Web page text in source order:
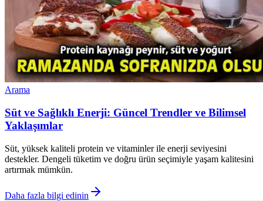
Arama
Süt ve Sağlıklı Enerji: Güncel Trendler ve Bilimsel
Yaklaşımlar
Süt, yüksek kaliteli protein ve vitaminler ile enerji seviyesini
destekler. Dengeli tüketim ve doğru ürün seçimiyle yaşam kalitesini
artırmak mümkün.
Daha fazla bilgi edinin